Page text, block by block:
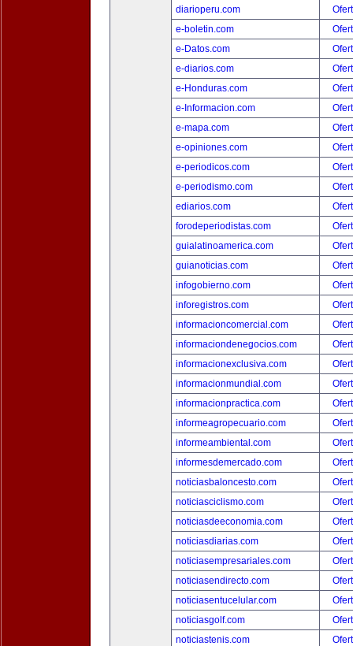
diarioperu.com
e-boletin.com
e-Datos.com
e-diarios.com
e-Honduras.com
e-Informacion.com
e-mapa.com
e-opiniones.com
e-periodicos.com
e-periodismo.com
ediarios.com
forodeperiodistas.com
guialatinoamerica.com
guianoticias.com
infogobierno.com
inforegistros.com
informacioncomercial.com
informaciondenegocios.com
informacionexclusiva.com
informacionmundial.com
informacionpractica.com
informeagropecuario.com
informeambiental.com
informesdemercado.com
noticiasbaloncesto.com
noticiasciclismo.com
noticiasdeeconomia.com
noticiasdiarias.com
noticiasempresariales.com
noticiasendirecto.com
noticiasentucelular.com
noticiasgolf.com
noticiastenis.com